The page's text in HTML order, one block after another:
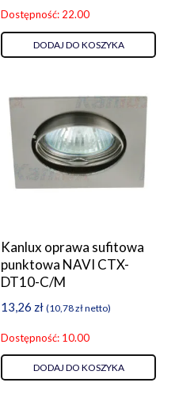
Dostępność: 22.00
DODAJ DO KOSZYKA
Kanlux oprawa sufitowa
punktowa NAVI CTX-
DT10-C/M
13,26 zł (10,78złnetto)
Dostępność: 10.00
DODAJ DO KOSZYKA